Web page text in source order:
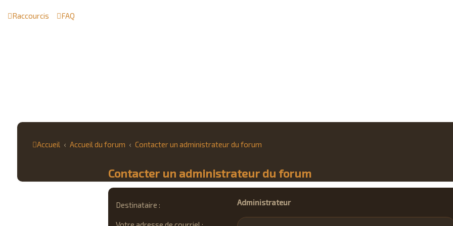
Raccourcis FAQ
Accueil Accueil du forum Contacter un administrateur du forum
Contacter un administrateur du forum
Destinataire : Administrateur